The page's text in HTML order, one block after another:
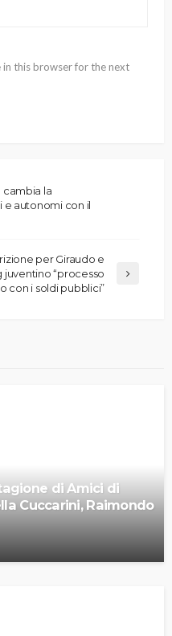
in this browser for the next
la
autonomi con il
per Giraudo e
juventino “processo
con i soldi pubblici”
di Amici di
Cuccarini, Raimondo